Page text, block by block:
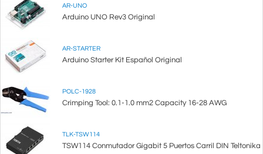
AR-UNO
Arduino UNO Rev3 Original
AR-STARTER
Arduino Starter Kit Español Original
POLC-1928
Crimping Tool: 0.1-1.0 mm2 Capacity 16-28 AWG
TLK-TSW114
TSW114 Conmutador Gigabit 5 Puertos Carril DIN Teltonika